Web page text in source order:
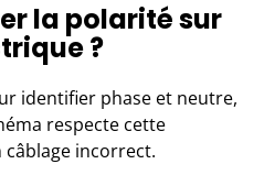
la polarité sur
?
identifier phase et neutre,
respecte cette
incorrect.